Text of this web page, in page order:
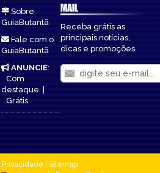
Sobre
GuiaButantã
Fale com o
GuiaButantã
ANUNCIE:
Com
destaque|
Grátis
MAIL
Receba grátis as
principais notícias,
dicas e promoções
Privacidade
Sitemap